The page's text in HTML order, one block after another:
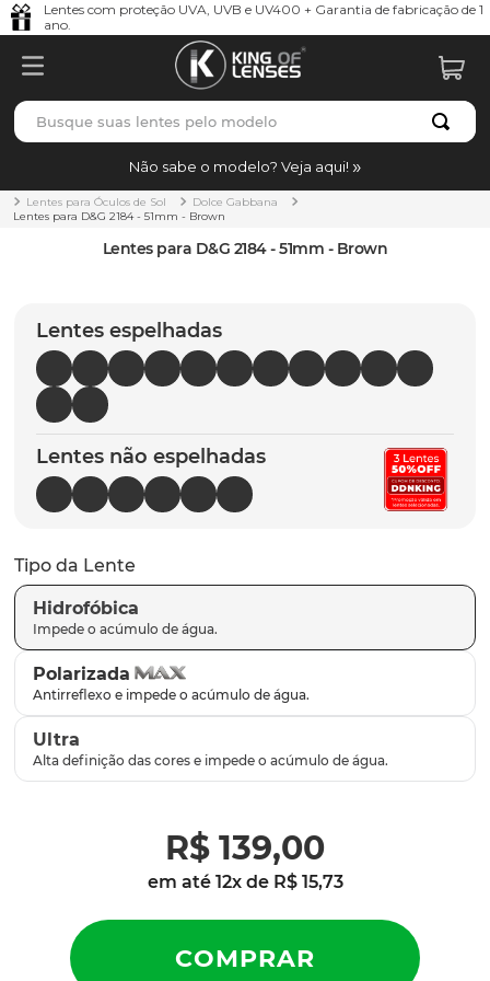
Lentes com proteção UVA, UVB e UV400 + Garantia de fabricação de 1
ano.
Busque suas lentes pelo modelo
Não sabe o modelo? Veja aqui!
Lentes para Óculos de Sol
Dolce Gabbana
Lentes para D&G 2184 - 51mm - Brown
Lentes para D&G 2184 - 51mm - Brown
Lentes espelhadas
Lentes não espelhadas
Tipo da Lente
Hidrofóbica
Polarizada
Ultra
R$ 139,00
em até 12x de R$ 15,73
TERMOS MAIS BUSCADOS
1º borrachas
holbrook
5º chaves
6º t-shock
7º gasket
8º parafusos
9º latch